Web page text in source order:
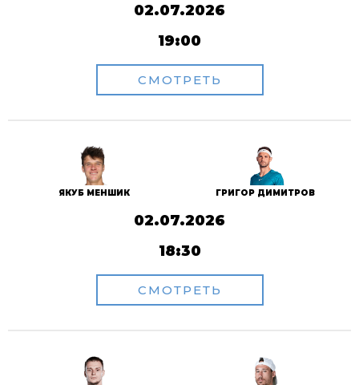
02.07.2026
19:00
СМОТРЕТЬ
ЯКУБ МЕНШИК ГРИГОР ДИМИТРОВ
02.07.2026
18:30
СМОТРЕТЬ